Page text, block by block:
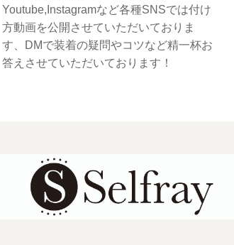
Youtube,Instagramなど各種SNSでは付け
方動画を公開させていただいておりま
す、DMで装着の疑問やコツなど精一杯お
答えさせていただいております！